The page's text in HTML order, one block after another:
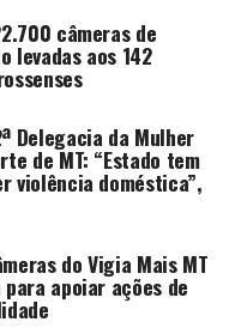
Maranhão, Piauí e
de Convergência
devem variar entre
permanece de tempo
do Maranhão e
devido à
relativa do ar —
que podem alcançar
de incêndio.
câmeras de
levadas aos 142
Delegacia da Mulher
de MT: “Estado tem
violência doméstica”,
do Vigia Mais MT
apoiar ações de